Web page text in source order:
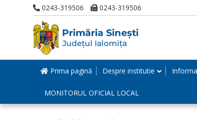
0243-319506 0243-319506
Prima pagină Despre institutie
MONITORUL OFICIAL LOCAL